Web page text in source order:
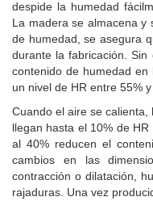
despide la humedad
La madera se almacena y
de humedad, se asegura
durante la fabricación.Sin
contenido de humedad
un nivel de HR entre 55%
Cuando el aire se
llegan hasta el 10% de HR
al 40% reducen el
cambios en las
contracción o dilatación,
rajaduras. Una vez